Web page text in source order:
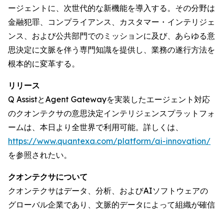
ージェントに、次世代的な新機能を導入する。その分野は
金融犯罪、コンプライアンス、カスタマー・インテリジェ
ンス、および公共部門でのミッションに及び、あらゆる意
思決定に文脈を伴う専門知識を提供し、業務の遂行方法を
根本的に変革する。
リリース
Q AssistとAgent Gatewayを実装したエージェント対応
のクオンテクサの意思決定インテリジェンスプラットフォ
ームは、本日より全世界で利用可能。詳しくは、
https://www.quantexa.com/platform/ai-innovation/
を参照されたい。
クオンテクサについて
クオンテクサはデータ、分析、およびAIソフトウェアの
グローバル企業であり、文脈的データによって組織が確信